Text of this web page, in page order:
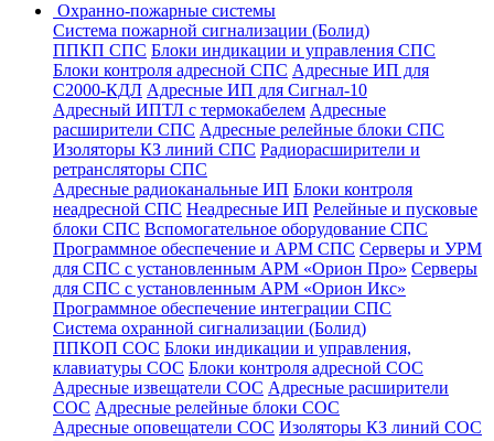
Охранно-пожарные системы
Система пожарной сигнализации (Болид)
ППКП СПС Блоки индикации и управления СПС
Блоки контроля адресной СПС Адресные ИП для
С2000-КДЛ Адресные ИП для Сигнал-10
Адресный ИПТЛ с термокабелем Адресные
расширители СПС Адресные релейные блоки СПС
Изоляторы КЗ линий СПС Радиорасширители и
ретрансляторы СПС
Адресные радиоканальные ИП Блоки контроля
неадресной СПС Неадресные ИП Релейные и пусковые
блоки СПС Вспомогательное оборудование СПС
Программное обеспечение и АРМ СПС Серверы и УРМ
для СПС с установленным АРМ «Орион Про» Серверы
для СПС с установленным АРМ «Орион Икс»
Программное обеспечение интеграции СПС
Система охранной сигнализации (Болид)
ППКОП СОС Блоки индикации и управления,
клавиатуры СОС Блоки контроля адресной СОС
Адресные извещатели СОС Адресные расширители
СОС Адресные релейные блоки СОС
Адресные оповещатели СОС Изоляторы КЗ линий СОС